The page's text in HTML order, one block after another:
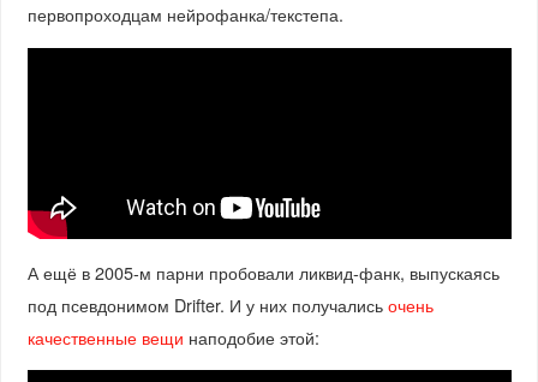
первопроходцам нейрофанка/текстепа.
А ещё в 2005-м парни пробовали ликвид-фанк, выпускаясь
под псевдонимом Drifter. И у них получалисьочень
качественные вещи наподобие этой: